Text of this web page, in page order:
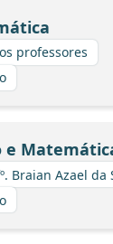
professores
e
Braian Azael da